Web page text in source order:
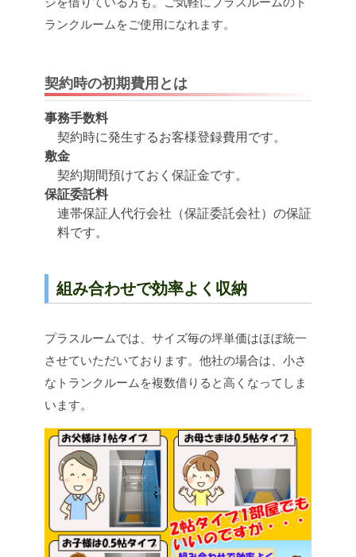
ランクルームをご使用になれます。
契約時の初期費用とは
事務手数料
契約時に発生するお客様登録費用です。
敷金
契約期間預けておく保証金です。
保証委託料
連帯保証人代行会社（保証委託会社）の保証
料です。
組み合わせで効率よく収納
プラスルームでは、サイズ毎の坪単価はほぼ統一
させていただいております。他社の場合は、小さ
なトランクルームを複数借りると高くなってしま
います。